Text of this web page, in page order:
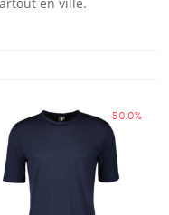
-50.0%